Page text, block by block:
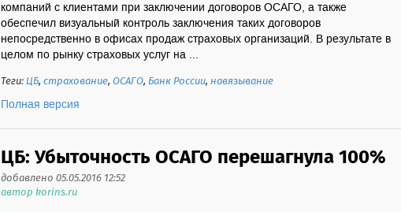
компаний с клиентами при заключении договоров ОСАГО, а также
обеспечил визуальный контроль заключения таких договоров
непосредственно в офисах продаж страховых организаций. В результате в
целом по рынку страховых услуг на ...
Теги:ЦБ,страхование,ОСАГО, Банк России,навязывание
Полная версия
ЦБ: Убыточность ОСАГО перешагнула 100%
добавлено 05.05.2016 12:52
автор korins.ru